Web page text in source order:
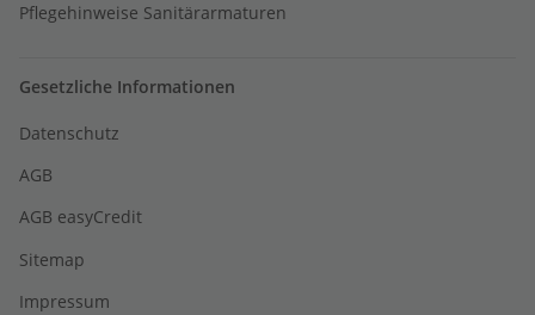
Pflegehinweise Sanitärarmaturen
Gesetzliche Informationen
Datenschutz
AGB
AGB easyCredit
Sitemap
Impressum